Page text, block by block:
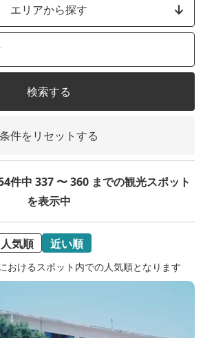
エリアから探す
検索する
条件をリセットする
件中 337 〜 360 までの観光スポット
を表示中
人気順 近い順
おけるスポット内での人気順となります